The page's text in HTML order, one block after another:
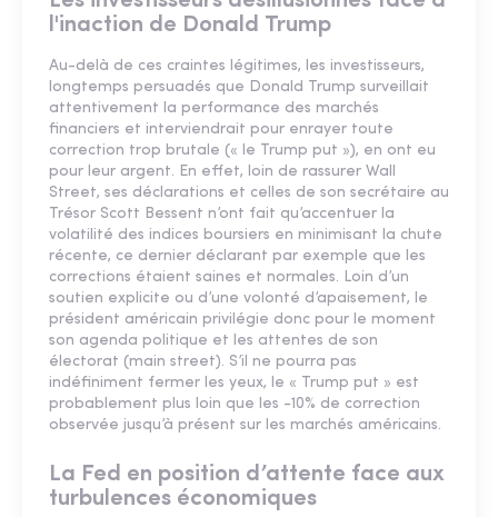
l'inaction de Donald Trump
Au-delà de ces craintes légitimes, les investisseurs,
longtemps persuadés que Donald Trump surveillait
attentivement la performance des marchés
financiers et interviendrait pour enrayer toute
correction trop brutale (« le Trump put »), en ont eu
pour leur argent. En effet, loin de rassurer Wall
Street, ses déclarations et celles de son secrétaire au
Trésor Scott Bessent n’ont fait qu’accentuer la
volatilité des indices boursiers en minimisant la chute
récente, ce dernier déclarant par exemple que les
corrections étaient saines et normales. Loin d’un
soutien explicite ou d’une volonté d’apaisement, le
président américain privilégie donc pour le moment
son agenda politique et les attentes de son
électorat (main street). S’il ne pourra pas
indéfiniment fermer les yeux, le « Trump put » est
probablement plus loin que les -10% de correction
observée jusqu’à présent sur les marchés américains.
La Fed en position d’attente face aux
turbulences économiques